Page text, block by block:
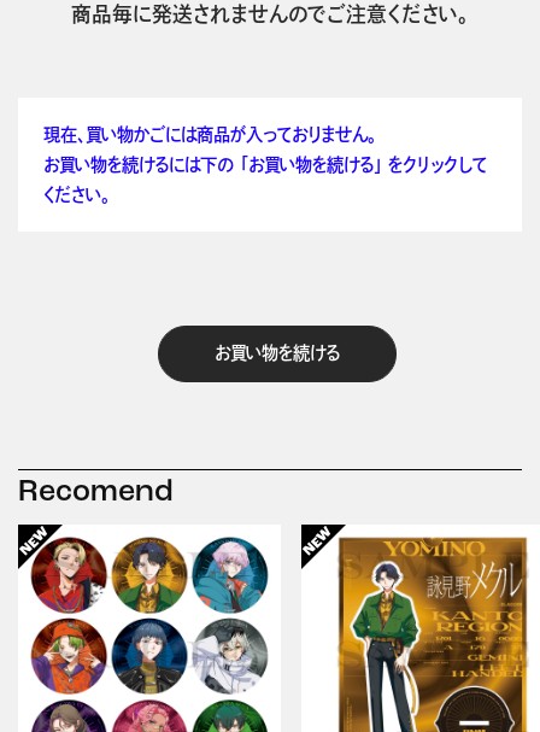
商品毎に発送されませんのでご注意ください。
現在、買い物かごには商品が入っておりません。
お買い物を続けるには下の 「お買い物を続ける」 をクリックして
ください。
お買い物を続ける
Recomend